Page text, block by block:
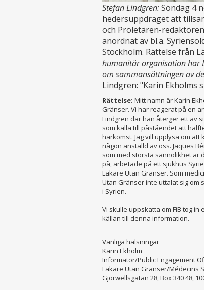
Stefan Lindgren:Söndag 4
hedersuppdraget att
och Proletären-
anordnat av bl.a.
Stockholm. Rättelse från
humanitär organisation har
om sammansättningen av
Lindgren: "Karin Ekholms
Rättelse: Mitt namn är Karin
Gränser. Vi har reagerat på en
Lindgren där han återger ett av
som källa till påståendet att
härkomst. Jag vill upplysa om
någon anställd av oss. Jaques
som med största sannolikhet är
på, arbetade på ett sjukhus
Läkare Utan Gränser. Som
Utan Gränser inte uttalat sig
i Syrien.
Vi skulle uppskatta om FiB tog
källan till denna information.
Vänliga hälsningar
Karin Ekholm
Informatör/Public Engagement
Läkare Utan Gränser/Médecins
Gjörwellsgatan 28, Box 340 48,